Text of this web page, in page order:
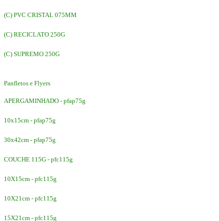
(C) PVC CRISTAL 075MM
(C) RECICLATO 250G
(C) SUPREMO 250G
Panfletos e Flyers
APERGAMINHADO - pfap75g
10x15cm - pfap75g
30x42cm - pfap75g
COUCHE 115G - pfc115g
10X15cm - pfc115g
10X21cm - pfc115g
15X21cm - pfc115g